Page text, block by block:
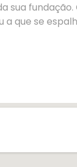
sua
que se